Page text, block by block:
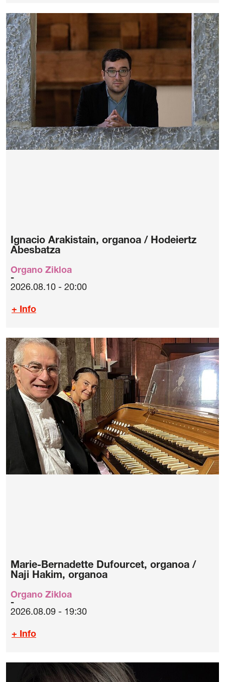
Ignacio Arakistain, organoa / Hodeiertz
Abesbatza
Organo Zikloa
2026.08.10 - 20:00
+ Info
Marie-Bernadette Dufourcet, organoa /
Naji Hakim, organoa
Organo Zikloa
2026.08.09 - 19:30
+ Info